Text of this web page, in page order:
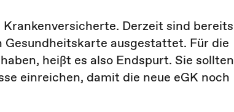
Derzeit sind bereits
ausgestattet. Für die
heißt es also Endspurt. Sie sollten
einreichen, damit die neue eGK noch